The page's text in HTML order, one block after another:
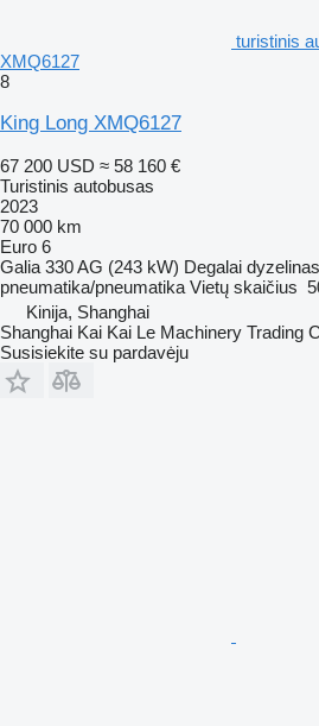
turistinis
XMQ6127
8
King Long XMQ6127
67 200 USD ≈ 58 160 €
Turistinis autobusas
2023
70 000 km
Euro 6
Galia 330 AG (243 kW) Degalai dyzelinas
pneumatika/pneumatika Vietų skaičius
Kinija, Shanghai
Shanghai Kai Kai Le Machinery Trading
Susisiekite su pardavėju